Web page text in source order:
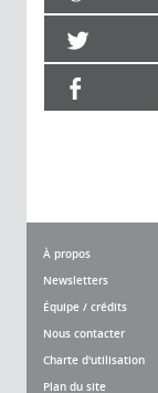
À propos
Newsletters
Équipe / crédits
Nous contacter
Charte d'utilisation
Plan du site